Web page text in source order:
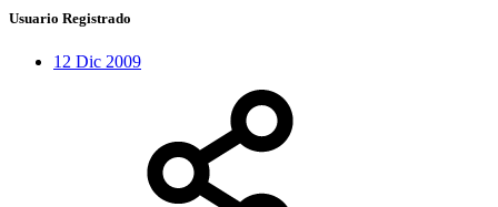
Usuario Registrado
12 Dic 2009